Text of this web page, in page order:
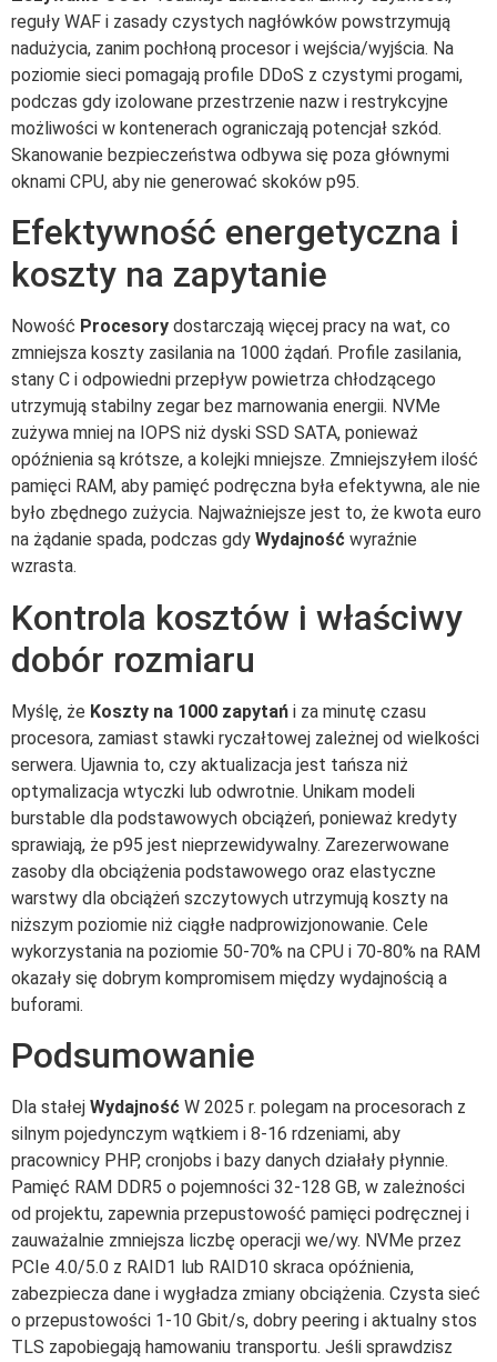
reguły WAF i zasady czystych nagłówków powstrzymują
nadużycia, zanim pochłoną procesor i wejścia/wyjścia. Na
poziomie sieci pomagają profile DDoS z czystymi progami,
podczas gdy izolowane przestrzenie nazw i restrykcyjne
możliwości w kontenerach ograniczają potencjał szkód.
Skanowanie bezpieczeństwa odbywa się poza głównymi
oknami CPU, aby nie generować skoków p95.
Efektywność energetyczna i
koszty na zapytanie
Nowość Procesory dostarczają więcej pracy na wat, co
zmniejsza koszty zasilania na 1000 żądań. Profile zasilania,
stany C i odpowiedni przepływ powietrza chłodzącego
utrzymują stabilny zegar bez marnowania energii. NVMe
zużywa mniej na IOPS niż dyski SSD SATA, ponieważ
opóźnienia są krótsze, a kolejki mniejsze. Zmniejszyłem ilość
pamięci RAM, aby pamięć podręczna była efektywna, ale nie
było zbędnego zużycia. Najważniejsze jest to, że kwota euro
na żądanie spada, podczas gdy Wydajność wyraźnie
wzrasta.
Kontrola kosztów i właściwy
dobór rozmiaru
Myślę, że Koszty na 1000 zapytań i za minutę czasu
procesora, zamiast stawki ryczałtowej zależnej od wielkości
serwera. Ujawnia to, czy aktualizacja jest tańsza niż
optymalizacja wtyczki lub odwrotnie. Unikam modeli
burstable dla podstawowych obciążeń, ponieważ kredyty
sprawiają, że p95 jest nieprzewidywalny. Zarezerwowane
zasoby dla obciążenia podstawowego oraz elastyczne
warstwy dla obciążeń szczytowych utrzymują koszty na
niższym poziomie niż ciągłe nadprowizjonowanie. Cele
wykorzystania na poziomie 50-70% na CPU i 70-80% na RAM
okazały się dobrym kompromisem między wydajnością a
buforami.
Podsumowanie
Dla stałej Wydajność W 2025 r. polegam na procesorach z
silnym pojedynczym wątkiem i 8-16 rdzeniami, aby
pracownicy PHP, cronjobs i bazy danych działały płynnie.
Pamięć RAM DDR5 o pojemności 32-128 GB, w zależności
od projektu, zapewnia przepustowość pamięci podręcznej i
zauważalnie zmniejsza liczbę operacji we/wy. NVMe przez
PCIe 4.0/5.0 z RAID1 lub RAID10 skraca opóźnienia,
zabezpiecza dane i wygładza zmiany obciążenia. Czysta sieć
o przepustowości 1-10 Gbit/s, dobry peering i aktualny stos
TLS zapobiegają hamowaniu transportu. Jeśli sprawdzisz